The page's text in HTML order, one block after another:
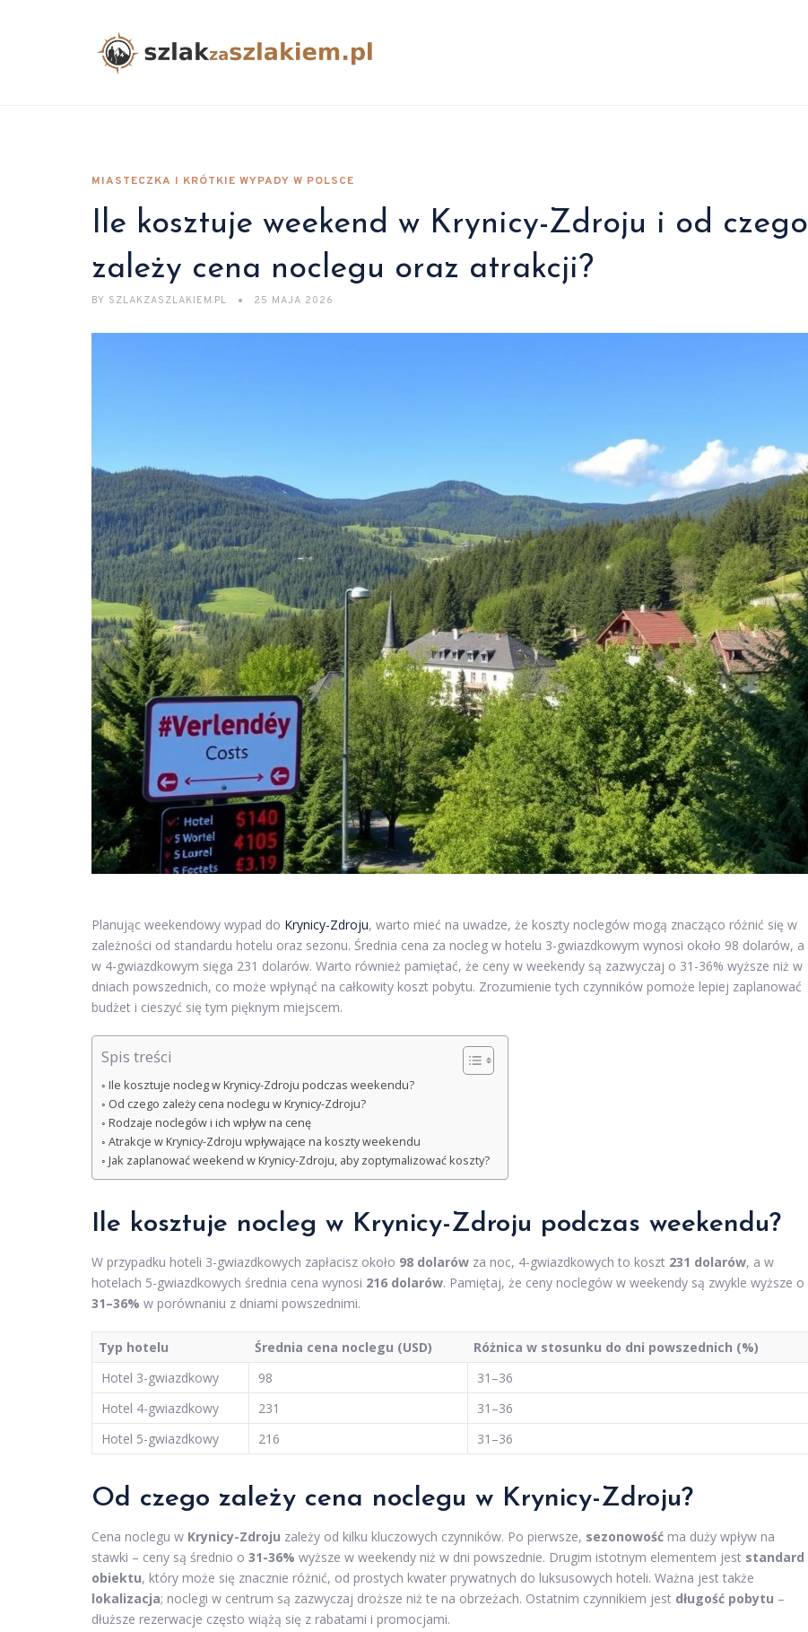
MIASTECZKA I KRÓTKIE WYPADY W POLSCE
Ile kosztuje weekend w Krynicy-Zdroju i od czego
zależy cena noclegu oraz atrakcji?
BY SZLAKZASZLAKIEM.PL 25 MAJA 2026
Planując weekendowy wypad do Krynicy-Zdroju, warto mieć na uwadze, że koszty noclegów mogą znacząco różnić się w
zależności od standardu hotelu oraz sezonu. Średnia cena za nocleg w hotelu 3-gwiazdkowym wynosi około 98 dolarów, a
w 4-gwiazdkowym sięga 231 dolarów. Warto również pamiętać, że ceny w weekendy są zazwyczaj o 31-36% wyższe niż w
dniach powszednich, co może wpłynąć na całkowity koszt pobytu. Zrozumienie tych czynników pomoże lepiej zaplanować
budżet i cieszyć się tym pięknym miejscem.
Spis treści
Ile kosztuje nocleg w Krynicy-Zdroju podczas weekendu?
Od czego zależy cena noclegu w Krynicy-Zdroju?
Rodzaje noclegów i ich wpływ na cenę
Atrakcje w Krynicy-Zdroju wpływające na koszty weekendu
Jak zaplanować weekend w Krynicy-Zdroju, aby zoptymalizować koszty?
Ile kosztuje nocleg w Krynicy-Zdroju podczas weekendu?
W przypadku hoteli 3-gwiazdkowych zapłacisz około 98 dolarów za noc, 4-gwiazdkowych to koszt 231 dolarów, a w
hotelach 5-gwiazdkowych średnia cena wynosi 216 dolarów. Pamiętaj, że ceny noclegów w weekendy są zwykle wyższe o
31–36% w porównaniu z dniami powszednimi.
Typ hotelu Średnia cena noclegu (USD)
Różnica w stosunku do dni powszednich (%)
Hotel 3-gwiazdkowy
98
31–36
Hotel 4-gwiazdkowy
231
31–36
Hotel 5-gwiazdkowy
216 31–36
Od czego zależy cena noclegu w Krynicy-Zdroju?
Cena noclegu w Krynicy-Zdroju zależy od kilku kluczowych czynników. Po pierwsze, sezonowość ma duży wpływ na
stawki – ceny są średnio o 31-36% wyższe w weekendy niż w dni powszednie. Drugim istotnym elementem jest standard
obiektu, który może się znacznie różnić, od prostych kwater prywatnych do luksusowych hoteli. Ważna jest także
lokalizacja; noclegi w centrum są zazwyczaj droższe niż te na obrzeżach. Ostatnim czynnikiem jest długość pobytu –
dłuższe rezerwacje często wiążą się z rabatami i promocjami.